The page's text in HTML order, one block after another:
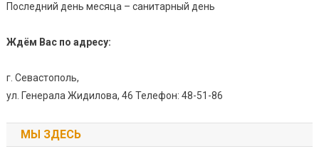
Последний день месяца – санитарный день
Ждём Вас по адресу:
г. Севастополь,
ул. Генерала Жидилова, 46 Телефон: 48-51-86
МЫ ЗДЕСЬ